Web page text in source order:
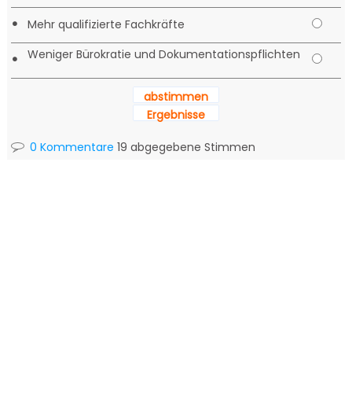
• Mehr qualifizierte Fachkräfte
• Weniger Bürokratie und Dokumentationspflichten
abstimmen
Ergebnisse
0 Kommentare 19 abgegebene Stimmen